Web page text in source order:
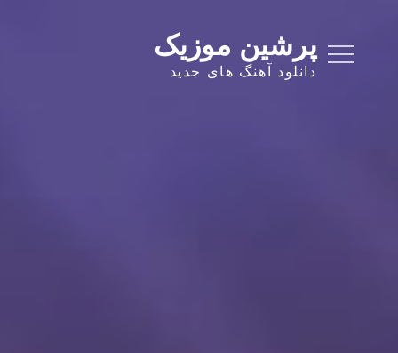
content
پرشین موزیک
دانلود آهنگ های جدید